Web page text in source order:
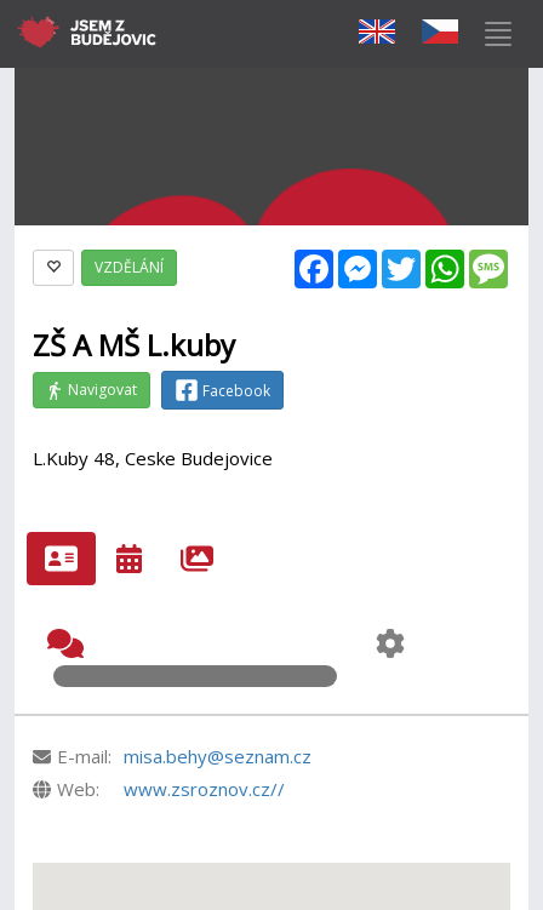
FacebookMessenger
Twitter
VZDĚLÁNÍ
ZŠ A MŠ L.kuby
Navigovat Facebook
L.Kuby 48, Ceske Budejovice
E-mail: misa.behy@seznam.cz
Web:
www.zsroznov.cz//